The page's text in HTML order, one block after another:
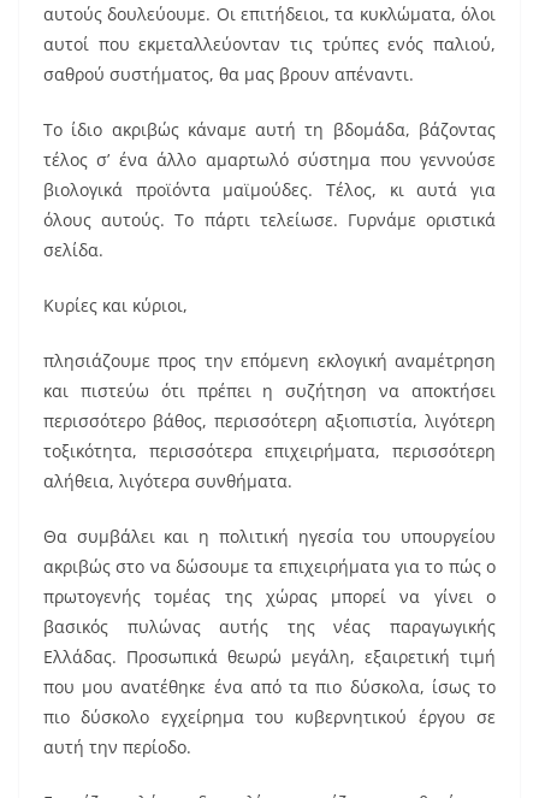
αυτούς δουλεύουμε. Οι επιτήδειοι, τα κυκλώματα, όλοι
αυτοί που εκμεταλλεύονταν τις τρύπες ενός παλιού,
σαθρού συστήματος, θα μας βρουν απέναντι.
Το ίδιο ακριβώς κάναμε αυτή τη βδομάδα, βάζοντας
τέλος σ’ ένα άλλο αμαρτωλό σύστημα που γεννούσε
βιολογικά προϊόντα μαϊμούδες. Τέλος, κι αυτά για
όλους αυτούς. Το πάρτι τελείωσε. Γυρνάμε οριστικά
σελίδα.
Κυρίες και κύριοι,
πλησιάζουμε προς την επόμενη εκλογική αναμέτρηση
και πιστεύω ότι πρέπει η συζήτηση να αποκτήσει
περισσότερο βάθος, περισσότερη αξιοπιστία, λιγότερη
τοξικότητα, περισσότερα επιχειρήματα, περισσότερη
αλήθεια, λιγότερα συνθήματα.
Θα συμβάλει και η πολιτική ηγεσία του υπουργείου
ακριβώς στο να δώσουμε τα επιχειρήματα για το πώς ο
πρωτογενής τομέας της χώρας μπορεί να γίνει ο
βασικός πυλώνας αυτής της νέας παραγωγικής
Ελλάδας. Προσωπικά θεωρώ μεγάλη, εξαιρετική τιμή
που μου ανατέθηκε ένα από τα πιο δύσκολα, ίσως το
πιο δύσκολο εγχείρημα του κυβερνητικού έργου σε
αυτή την περίοδο.